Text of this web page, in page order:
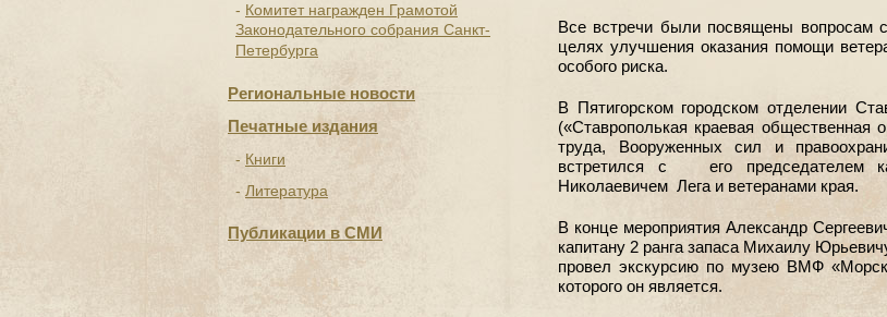
Комитет награжден Грамотой
Законодательного собрания Санкт-
Петербурга
Региональные новости
Печатные издания
Книги
Литература
Публикации в СМИ
Все встречи были посвящены вопросам
целях улучшения оказания помощи
особого риска.
В Пятигорском городском отделении
(«Ставрополькая краевая общественная
труда, Вооруженных сил и
встретился с его председателем
Николаевичем Лега и ветеранами края.
В конце мероприятия Александр
капитану 2 ранга запаса Михаилу
провел экскурсию по музею ВМФ
которого он является.